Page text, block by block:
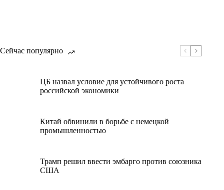
Сейчас популярно
ЦБ назвал условие для устойчивого роста
российской экономики
Китай обвинили в борьбе с немецкой
промышленностью
Трамп решил ввести эмбарго против союзника
США